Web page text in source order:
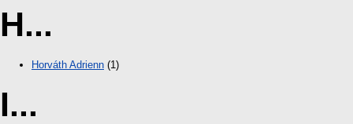
H...
Horváth Adrienn (1)
I...